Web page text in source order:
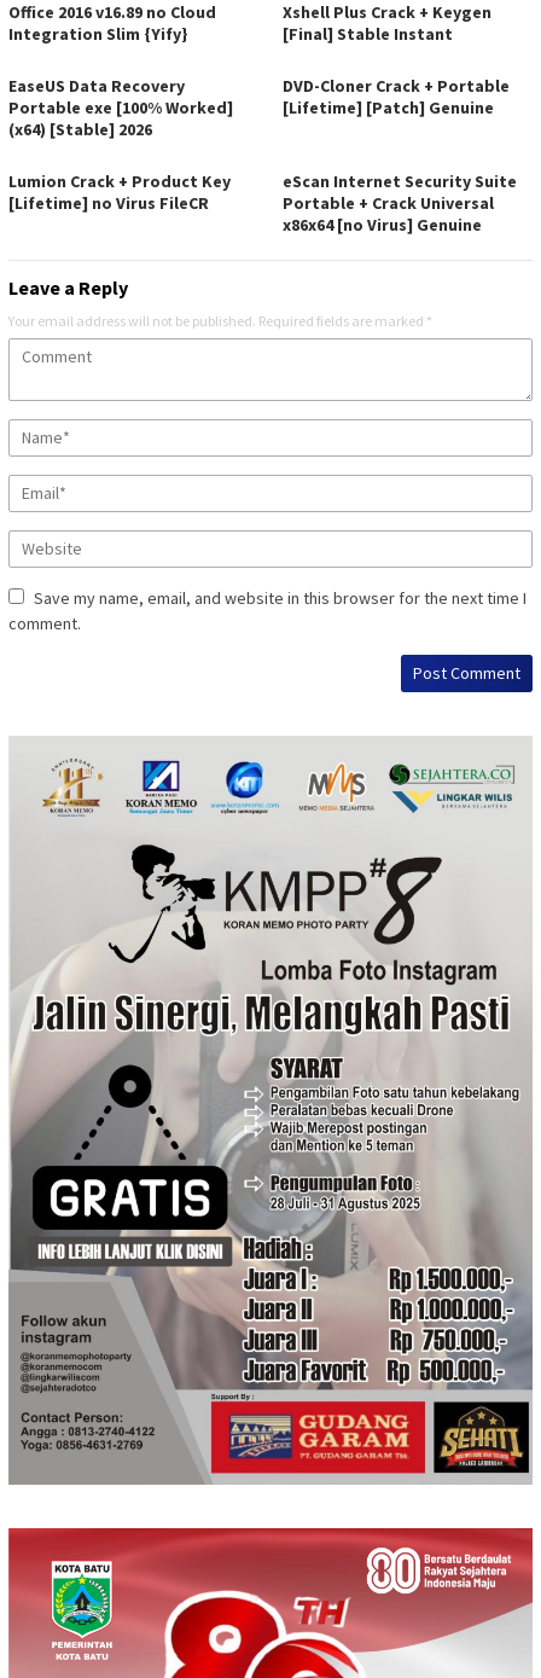
Office 2016 v16.89 no Cloud
Integration Slim {Yify}
Xshell Plus Crack + Keygen
[Final] Stable Instant
EaseUS Data Recovery
Portable exe [100% Worked]
(x64) [Stable] 2026
DVD-Cloner Crack + Portable
[Lifetime] [Patch] Genuine
Lumion Crack + Product Key
[Lifetime] no Virus FileCR
eScan Internet Security Suite
Portable + Crack Universal
x86x64 [no Virus] Genuine
Leave a Reply
Your email address will not be published. Required fields are marked *
Save my name, email, and website in this browser for the next time I
comment.